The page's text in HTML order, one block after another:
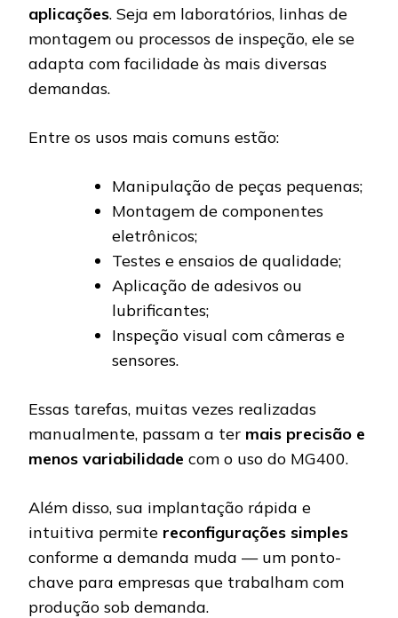
aplicações. Seja em laboratórios, linhas de
montagem ou processos de inspeção, ele se
adapta com facilidade às mais diversas
demandas.
Entre os usos mais comuns estão:
Manipulação de peças pequenas;
Montagem de componentes
eletrônicos;
Testes e ensaios de qualidade;
Aplicação de adesivos ou
lubrificantes;
Inspeção visual com câmeras e
sensores.
Essas tarefas, muitas vezes realizadas
manualmente, passam a ter mais precisão e
menos variabilidade com o uso do MG400.
Além disso, sua implantação rápida e
intuitiva permite reconfigurações simples
conforme a demanda muda — um ponto-
chave para empresas que trabalham com
produção sob demanda.